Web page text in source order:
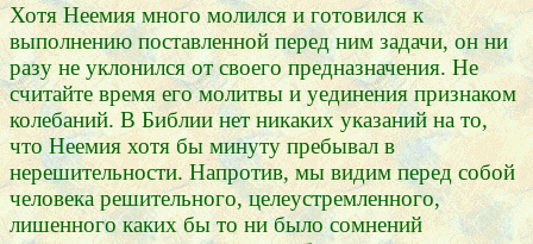
Хотя Неемия много молился и готовился к
выполнению поставленной перед ним задачи, он ни
разу не уклонился от своего предназначения. Не
считайте время его молитвы и уединения признаком
колебаний. В Библии нет никаких указаний на то,
что Неемия хотя бы минуту пребывал в
нерешительности. Напротив, мы видим перед собой
человека решительного, целеустремленного,
лишенного каких бы то ни было сомнений